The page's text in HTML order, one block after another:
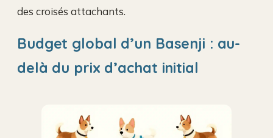
des croisés attachants.
Budget global d’un Basenji : au-
delà du prix d’achat initial